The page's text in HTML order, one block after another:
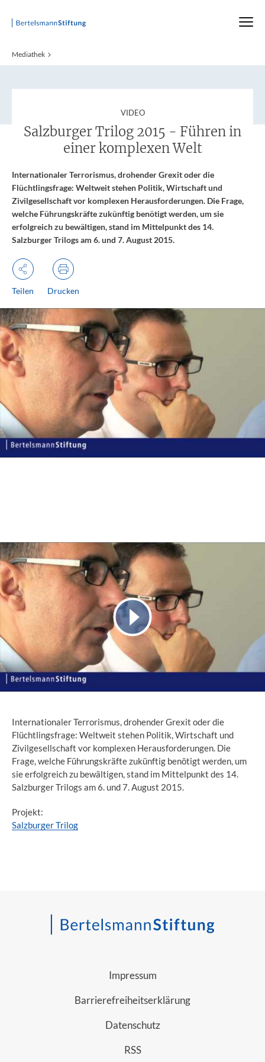
Startseite
Mediathek
VIDEO:
Salzburger Trilog 2015 - Führen in
einer komplexen Welt
Internationaler Terrorismus, drohender Grexit oder die
Flüchtlingsfrage: Weltweit stehen Politik, Wirtschaft und
Zivilgesellschaft vor komplexen Herausforderungen. Die Frage,
welche Führungskräfte zukünftig benötigt werden, um sie
erfolgreich zu bewältigen, stand im Mittelpunkt des 14.
Salzburger Trilogs am 6. und 7. August 2015.
Teilen Drucken
Internationaler Terrorismus, drohender Grexit oder die
Flüchtlingsfrage: Weltweit stehen Politik, Wirtschaft und
Zivilgesellschaft vor komplexen Herausforderungen. Die
Frage, welche Führungskräfte zukünftig benötigt werden, um
sie erfolgreich zu bewältigen, stand im Mittelpunkt des 14.
Salzburger Trilogs am 6. und 7. August 2015.
Projekt:
Salzburger Trilog
Impressum
Barrierefreiheitserklärung
Datenschutz
RSS